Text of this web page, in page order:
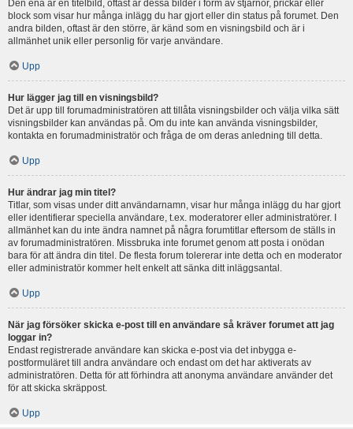
Den ena är en titelbild, oftast är dessa bilder i form av stjärnor, prickar eller
block som visar hur många inlägg du har gjort eller din status på forumet. Den
andra bilden, oftast är den större, är känd som en visningsbild och är i
allmänhet unik eller personlig för varje användare.
Upp
Hur lägger jag till en visningsbild?
Det är upp till forumadministratören att tillåta visningsbilder och välja vilka sätt
visningsbilder kan användas på. Om du inte kan använda visningsbilder,
kontakta en forumadministratör och fråga de om deras anledning till detta.
Upp
Hur ändrar jag min titel?
Titlar, som visas under ditt användarnamn, visar hur många inlägg du har gjort
eller identifierar speciella användare, t.ex. moderatorer eller administratörer. I
allmänhet kan du inte ändra namnet på några forumtitlar eftersom de ställs in
av forumadministratören. Missbruka inte forumet genom att posta i onödan
bara för att ändra din titel. De flesta forum tolererar inte detta och en moderator
eller administratör kommer helt enkelt att sänka ditt inläggsantal.
Upp
När jag försöker skicka e-post till en användare så kräver forumet att jag
loggar in?
Endast registrerade användare kan skicka e-post via det inbygga e-
postformuläret till andra användare och endast om det har aktiverats av
administratören. Detta för att förhindra att anonyma användare använder det
för att skicka skräppost.
Upp